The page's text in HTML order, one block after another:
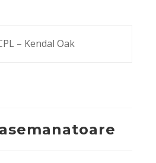
– Kendal Oak